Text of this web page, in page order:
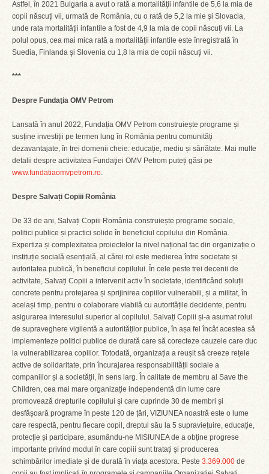
Astfel, în 2021 Bulgaria a avut o rată a mortalităţii infantile de 5,6 la mia de
copii născuţi vii, urmată de România, cu o rată de 5,2 la mie şi Slovacia,
unde rata mortalităţii infantile a fost de 4,9 la mia de copii născuţi vii. La
polul opus, cea mai mica rată a mortalităţii infantile este înregistrată în
Suedia, Finlanda şi Slovenia cu 1,8 la mia de copii născuţi vii.
***
Despre Fundaţia OMV Petrom
Lansată în anul 2022, Fundația OMV Petrom construiește programe și
susține investiții pe termen lung în România pentru comunități
dezavantajate, în trei domenii cheie: educație, mediu și sănătate. Mai multe
detalii despre activitatea Fundaţiei OMV Petrom puteți găsi pe
www.fundatiaomvpetrom.ro.
Despre Salvați Copiii România
De 33 de ani, Salvați Copiii România construiește programe sociale,
politici publice și practici solide în beneficiul copilului din România.
Expertiza și complexitatea proiectelor la nivel național fac din organizație o
instituție socială esențială, al cărei rol este medierea între societate și
autoritatea publică, în beneficiul copilului. În cele peste trei decenii de
activitate, Salvați Copiii a intervenit activ în societate, identificând soluții
concrete pentru protejarea și sprijinirea copiilor vulnerabili, și a militat, în
același timp, pentru o colaborare viabilă cu autoritățile decidente, pentru
asigurarea interesului superior al copilului. Salvați Copiii și-a asumat rolul
de supraveghere vigilentă a autorităților publice, în așa fel încât acestea să
implementeze politici publice de durată care să corecteze cauzele care duc
la vulnerabilizarea copiilor. Totodată, organizația a reușit să creeze rețele
active de solidaritate, prin încurajarea responsabilității sociale a
companiilor și a societății, în sens larg. În calitate de membru al Save the
Children, cea mai mare organizație independentă din lume care
promovează drepturile copilului şi care cuprinde 30 de membri și
desfășoară programe în peste 120 de țări, VIZIUNEA noastră este o lume
care respectă, pentru fiecare copil, dreptul său la 5 supraviețuire, educație,
protecție și participare, asumându-ne MISIUNEA de a obține progrese
importante privind modul în care copiii sunt tratați și producerea
schimbărilor imediate și de durată în viața acestora. Peste 3.369.000 de